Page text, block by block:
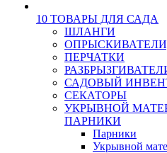
10 ТОВАРЫ ДЛЯ САДА
ШЛАНГИ
ПЕРЧАТКИ
САДОВЫЙ
СЕКАТОРЫ
УКРЫВНОЙ
ПАРНИКИ
Парники
Укрывной